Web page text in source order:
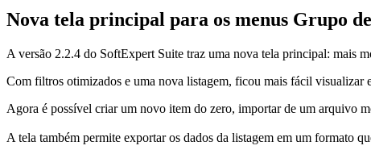
Nova tela principal para os menus Grupo
A versão 2.2.4 do SoftExpert Suite traz uma nova tela principal: mais
Com filtros otimizados e uma nova listagem, ficou mais fácil visualizar
Agora é possível criar um novo item do zero, importar de um arquivo
A tela também permite exportar os dados da listagem em um formato